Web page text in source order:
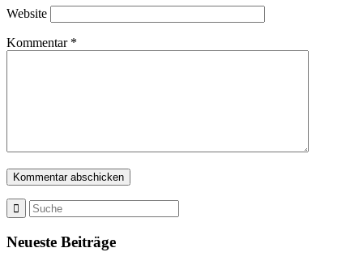
Website
Kommentar *
Neueste Beiträge